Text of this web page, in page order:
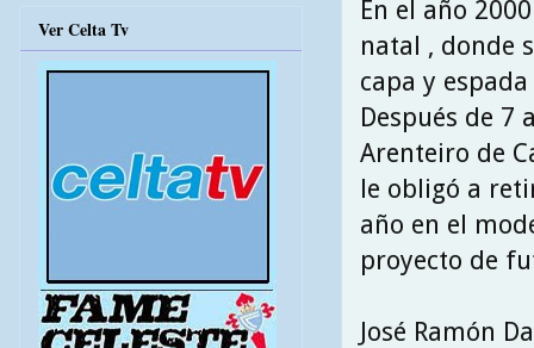
En el año
natal , donde
capa y
Después de 7
Arenteiro de
le obligó a
año en el
proyecto de
José Ramón
Ver Celta Tv